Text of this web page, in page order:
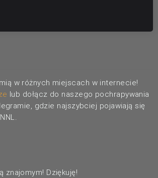
w różnych miejscach w internecie!
lub dołącz do naszego pochrapywania
gdzie najszybciej pojawiają się
znajomym! Dziękuję!